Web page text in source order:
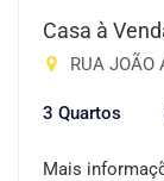
Casa à
RUA JOÃO
3 Quartos
Mais